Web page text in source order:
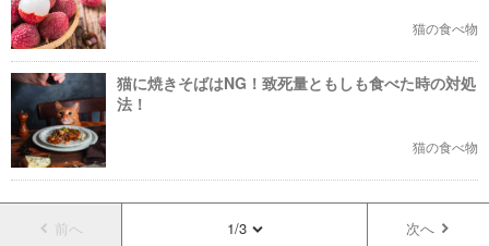
猫の食べ物
猫に焼きそばはNG！致死量ともしも食べた時の対処
法！
猫の食べ物
前へ 1/3 次へ